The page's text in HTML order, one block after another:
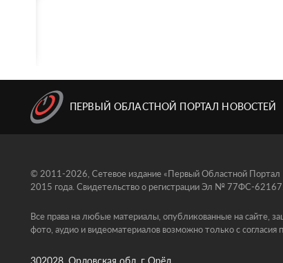
ПЕРВЫЙ ОБЛАСТНОЙ ПОРТАЛ НОВОСТЕЙ
© 2011-2026, Сетевое издание «Первый Областной Портал
2015 года. Свидетельство о регистрации Эл № 77ФС-
Все права на любые материалы, опубликованные на сайте,
фото, аудио и видеоматериалов возможно только с согласия
302028, Орловская обл, г Орёл ,